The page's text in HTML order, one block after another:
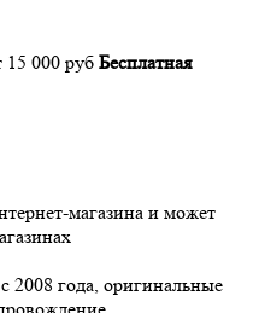
Бесплатная
магазина и может
2008 года, оригинальные